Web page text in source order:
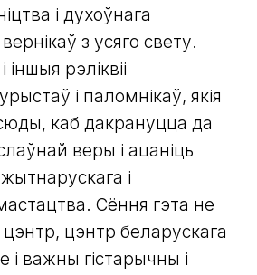
і духоўнага
з усяго свету.
рэліквіі
і паломнікаў, якія
каб дакрануцца да
веры і ацаніць
і
Сёння гэта не
цэнтр беларускага
і важны гістарычны і